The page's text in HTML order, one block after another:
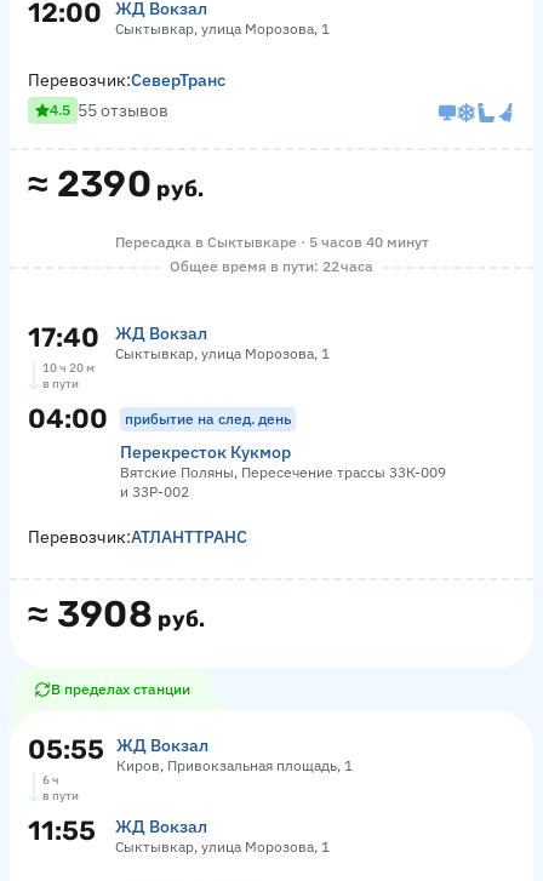
12:00 ЖД Вокзал
Сыктывкар, улица Морозова, 1
≈ 2390 руб.
Перевозчик:СеверТранс
4.5 55 отзывов
Пересадка в Сыктывкаре · 5 часов 40 минут
Общее время в пути: 22 часа
17:40 ЖД Вокзал
Сыктывкар, улица Морозова, 1
10 ч 20 м
в пути
04:00 прибытие на след. день
Перекресток Кукмор
Вятские Поляны, Пересечение трассы 33К-009
и 33Р-002
≈ 3908 руб.
Перевозчик:АТЛАНТТРАНС
В пределах станции
05:55 ЖД Вокзал
Киров, Привокзальная площадь, 1
6 ч
в пути
11:55 ЖД Вокзал
Сыктывкар, улица Морозова, 1